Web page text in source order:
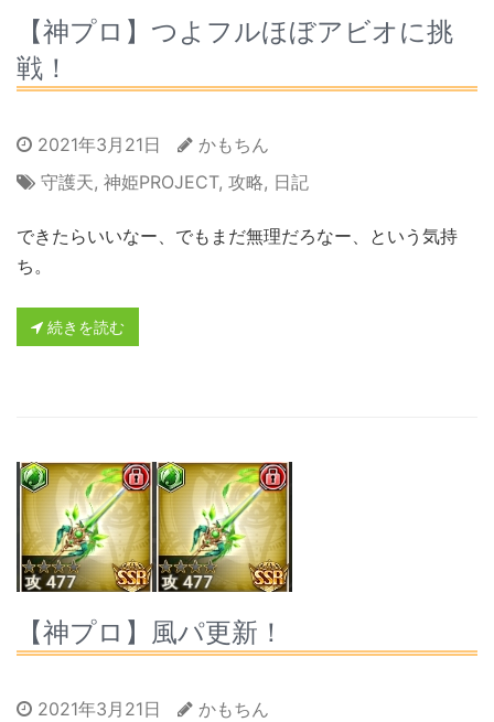
【神プロ】つよフルほぼアビオに挑
戦！
2021年3月21日
かもちん
守護天, 神姫PROJECT, 攻略, 日記
できたらいいなー、でもまだ無理だろなー、という気持
ち。
続きを読む
【神プロ】風パ更新！
2021年3月21日
かもちん